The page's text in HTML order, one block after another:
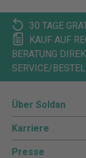
30 TAGE
KAUF AUF
BERATUNG
SERVICE/
Über Soldan
Karriere
Presse